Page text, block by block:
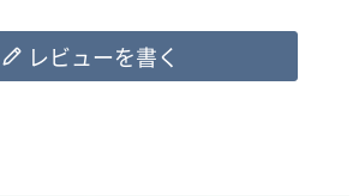
レビューを書く